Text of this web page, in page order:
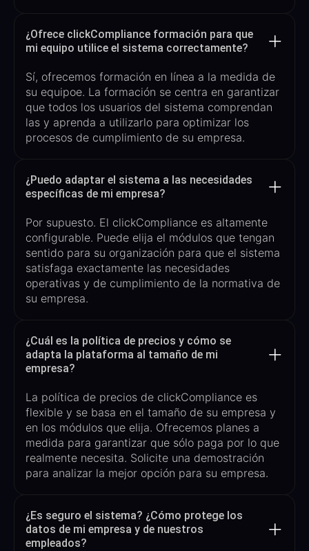
¿Ofrece clickCompliance formación para que
mi equipo utilice el sistema correctamente?
Sí, ofrecemos formación en línea a la medida de
su equipoe. La formación se centra en garantizar
que todos los usuarios del sistema comprendan
las y aprenda a utilizarlo para optimizar los
procesos de cumplimiento de su empresa.
¿Puedo adaptar el sistema a las necesidades
específicas de mi empresa?
Por supuesto. El clickCompliance es altamente
configurable. Puede elija el módulos que tengan
sentido para su organización para que el sistema
satisfaga exactamente las necesidades
operativas y de cumplimiento de la normativa de
su empresa.
¿Cuál es la política de precios y cómo se
adapta la plataforma al tamaño de mi
empresa?
La política de precios de clickCompliance es
flexible y se basa en el tamaño de su empresa y
en los módulos que elija. Ofrecemos planes a
medida para garantizar que sólo paga por lo que
realmente necesita. Solicite una demostración
para analizar la mejor opción para su empresa.
¿Es seguro el sistema? ¿Cómo protege los
datos de mi empresa y de nuestros
empleados?